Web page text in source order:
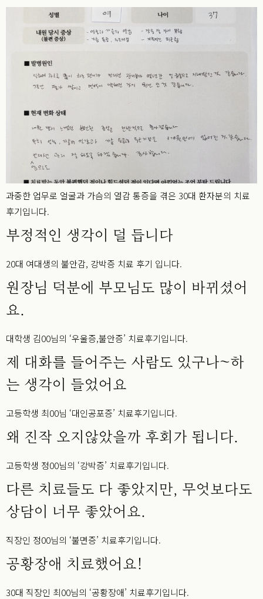
과중한 업무로 얼굴과 가슴의 열감 통증을 겪은 30대 환자분의 치료
후기입니다.
부정적인 생각이 덜 듭니다
20대 여대생의 불안감, 강박증 치료 후기 입니다.
원장님 덕분에 부모님도 많이 바뀌셨어
요.
대학생 김00님의 ‘우울증,불안증’ 치료후기입니다.
제 대화를 들어주는 사람도 있구나~하
는 생각이 들었어요
고등학생 최00님 ‘대인공포증’ 치료후기입니다.
왜 진작 오지않았을까 후회가 됩니다.
고등학생 정00님의 ‘강박증’ 치료후기입니다.
다른 치료들도 다 좋았지만, 무엇보다도
상담이 너무 좋았어요.
직장인 정00님의 ‘불면증’ 치료후기입니다.
공황장애 치료했어요!
30대 직장인 최00님의 ‘공황장애’ 치료후기입니다.